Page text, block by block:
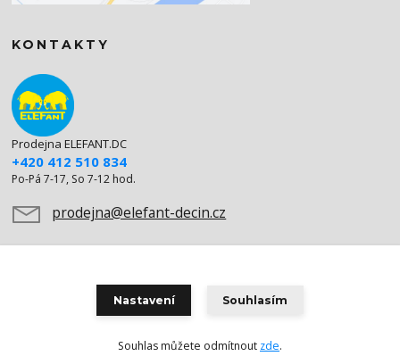
KONTAKTY
Prodejna ELEFANT.DC
+420 412 510 834
Po-Pá 7-17, So 7-12 hod.
prodejna@elefant-decin.cz
Vytvořeno na Eshop-rychle.cz
Nastavení Souhlasím
Souhlas můžete odmítnout zde.